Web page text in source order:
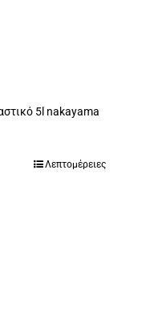
5l nakayama
Λεπτομέρειες